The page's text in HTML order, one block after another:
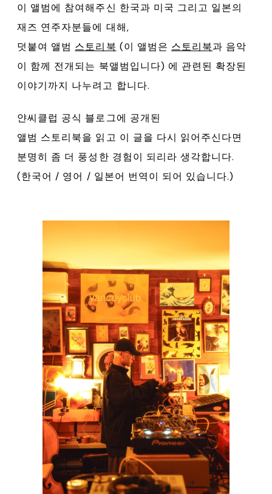
이 앨범에 참여해주신 한국과 미국 그리고 일본의
재즈 연주자분들에 대해,
덧붙여 앨범 스토리북 (이 앨범은 스토리북과 음악
이 함께 전개되는 북앨범입니다) 에 관련된 확장된
이야기까지 나누려고 합니다.
얀씨클럽 공식 블로그에 공개된
앨범 스토리북을 읽고 이 글을 다시 읽어주신다면
분명히 좀 더 풍성한 경험이 되리라 생각합니다.
(한국어 / 영어 / 일본어 번역이 되어 있습니다.)